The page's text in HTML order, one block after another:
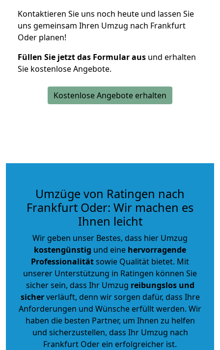
Kontaktieren Sie uns noch heute und lassen Sie
uns gemeinsam Ihren Umzug nach Frankfurt
Oder planen!
Füllen Sie jetzt das Formular aus und erhalten
Sie kostenlose Angebote.
Kostenlose Angebote erhalten
Umzüge von Ratingen nach
Frankfurt Oder: Wir machen es
Ihnen leicht
Wir geben unser Bestes, dass hier Umzug
kostengünstig und eine hervorragende
Professionalitätsowie Qualität bietet. Mit
unserer Unterstützung in Ratingen können Sie
sicher sein, dass Ihr Umzug reibungslos und
sicherverläuft, denn wir sorgen dafür, dass Ihre
Anforderungen und Wünsche erfüllt werden. Wir
haben die besten Partner, um Ihnen zu helfen
und sicherzustellen, dass Ihr Umzug nach
Frankfurt Oder ein erfolgreicher ist.